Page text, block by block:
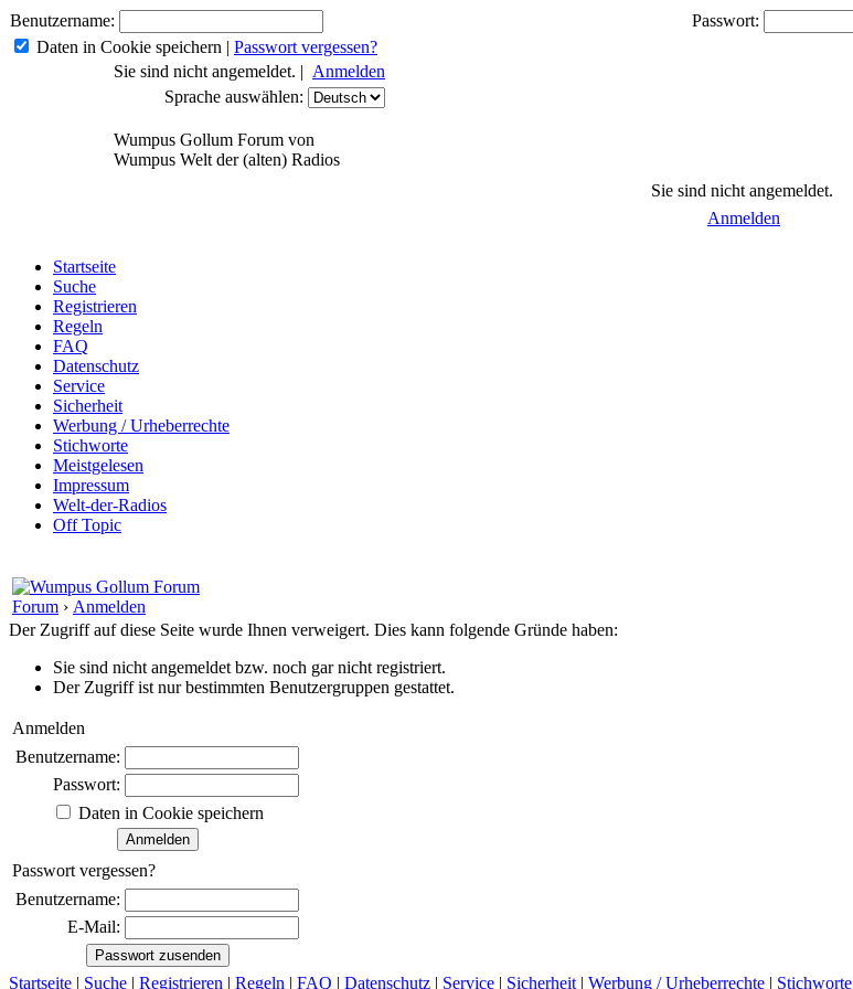
Benutzername:
Passwort:
Daten in Cookie speichern | Passwort vergessen?
Sie sind nicht angemeldet. | Anmelden
Sprache auswählen:
Wumpus Gollum Forum von
Wumpus Welt der (alten) Radios
Sie sind nicht angemeldet.
Anmelden
Startseite
Suche
Registrieren
Regeln
FAQ
Datenschutz
Service
Sicherheit
Werbung / Urheberrechte
Stichworte
Meistgelesen
Impressum
Welt-der-Radios
Off Topic
Forum › Anmelden
Der Zugriff auf diese Seite wurde Ihnen verweigert. Dies kann folgende Gründe haben:
Sie sind nicht angemeldet bzw. noch gar nicht registriert.
Der Zugriff ist nur bestimmten Benutzergruppen gestattet.
Anmelden
Benutzername:
Passwort:
Daten in Cookie speichern
Passwort vergessen?
Benutzername:
E-Mail:
Startseite | Suche | Registrieren | Regeln | FAQ | Datenschutz | Service | Sicherheit | Werbung / Urheberrechte | Stichworte